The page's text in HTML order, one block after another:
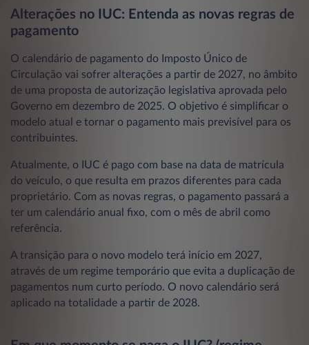
Alterações no IUC: Entenda as novas regras de
pagamento
O calendário de pagamento do Imposto Único de
Circulação vai sofrer alterações a partir de 2027, no âmbito
de uma proposta de autorização legislativa aprovada pelo
Governo em dezembro de 2025. O objetivo é simplificar o
modelo atual e tornar o pagamento mais previsível para os
contribuintes.
Atualmente, o IUC é pago com base na data de matrícula
do veículo, o que resulta em prazos diferentes para cada
proprietário. Com as novas regras, o pagamento passará a
ter um calendário anual fixo, com o mês de abril como
referência.
A transição para o novo modelo terá início em 2027,
através de um regime temporário que evita a duplicação de
pagamentos num curto período. O novo calendário será
aplicado na totalidade a partir de 2028.